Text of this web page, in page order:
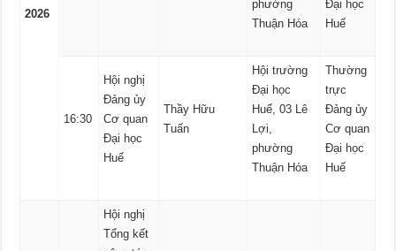
2026
phường
Thuận Hóa
Đại học
Huế
16:30
Hội nghị
Đảng ủy
Cơ quan
Đại học
Huế
Thầy Hữu
Tuấn
Hội trường
Đại học
Huế, 03 Lê
Lợi,
phường
Thuận Hóa
Thường
trực
Đảng ủy
Cơ quan
Đại học
Huế
Hội nghị
Tổng kết